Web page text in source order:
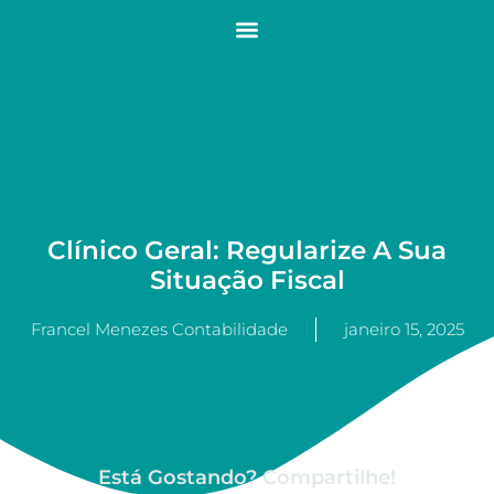
Clínico Geral: Regularize A Sua
Situação Fiscal
Francel Menezes Contabilidade janeiro 15, 2025
Está Gostando? Compartilhe!